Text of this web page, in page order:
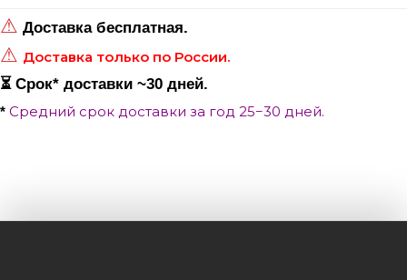
⚠ Доставка бесплатная.
⚠ Доставка только по России.
⏳ Срок* доставки ~30 дней.
* Средний срок доставки за год 25−30 дней.